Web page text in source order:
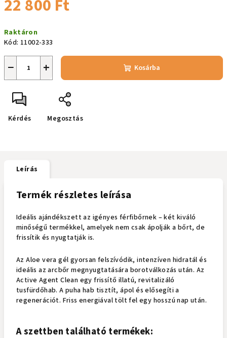
22 800 Ft
Raktáron
Kód: 11002-333
+
− Kosárba
Kérdés Megosztás
Leírás
Termék részletes leírása
Ideális ajándékszett az igényes férfibőrnek – két kiváló
minőségű termékkel, amelyek nem csak ápolják a bőrt, de
frissítik és nyugtatják is.
Az Aloe vera gél gyorsan felszívódik, intenzíven hidratál és
ideális az arcbőr megnyugtatására borotválkozás után. Az
Active Agent Clean egy frissítő illatú, revitalizáló
tusfürdőhab. A puha hab tisztít, ápol és elősegíti a
regenerációt. Friss energiával tölt fel egy hosszú nap után.
A szettben található termékek: